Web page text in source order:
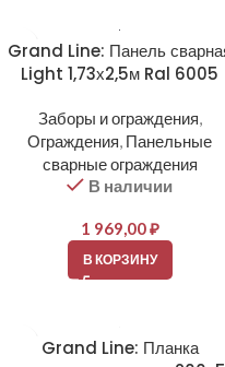
Grand Line: Панель
Light 1,73х2,5м Ral 6005
Заборы и ограждения,
Ограждения, Панельные
сварные ограждения
В наличии
1 969,00₽
В КОРЗИНУ
Grand Line: Планка